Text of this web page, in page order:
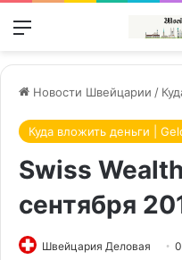
Меню
Новости Швейцарии /
Куда вложить деньги |
Swiss
сентября
Швейцария Деловая